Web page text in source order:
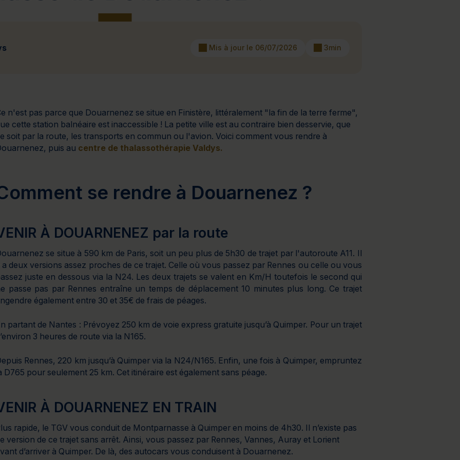
Mini-cure 3 à 5 jours
Mis à jour le 06/07/2026 3min
n'est pas parce que Douarnenez se situe en Finistère, littéralement "la fin de la terre ferme",
cette station balnéaire est inaccessible ! La petite ville est au contraire bien desservie, que
soit par la route, les transports en commun ou l'avion. Voici commentvous rendre à
, puis au centre de thalassothérapie Valdys.
se rendre à Douarnenez ?
À DOUARNENEZ par la route
se situe à 590 km de Paris, soit un peu plus de 5h30 de trajet par l'autoroute A11. Il
a deux versions assez proches de ce trajet. Celle où vous passez par Rennes ou celle ou vous
juste en dessous via la N24. Les deux trajets se valent en Km/H toutefois le second qui
passe pas par Rennes entraîne un temps de déplacement 10 minutes plus long. Ce trajet
également entre 30 et 35€ de frais de péages.
partant de Nantes : Prévoyez 250 km de voie express gratuite jusqu’à Quimper. Pour un trajet
3 heures de route via la N165.
Rennes, 220 km jusqu’à Quimper via la N24/N165. Enfin, une fois à Quimper, empruntez
D765 pour seulement 25 km. Cet itinéraire est également sans péage.
À DOUARNENEZ EN TRAIN
rapide, le TGV vous conduit de Montparnasse à Quimper en moins de 4h30. Il n’existe pas
version de ce trajet sans arrêt. Ainsi, vous passez par Rennes, Vannes, Auray et Lorient
d’arriver à Quimper. De là, des autocars vous conduisent à Douarnenez.